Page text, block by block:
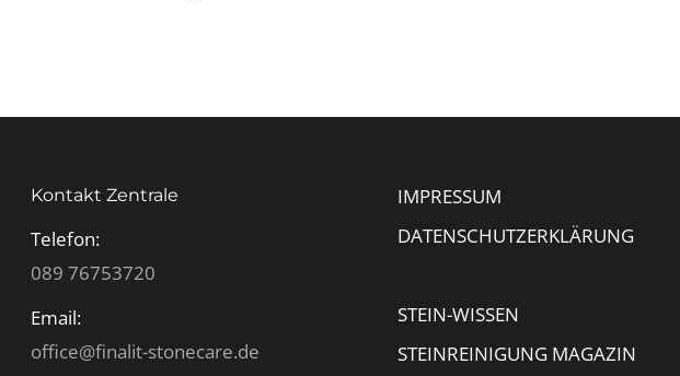
Kontakt Zentrale
Telefon:
089 76753720
Email:
office@finalit-stonecare.de
IMPRESSUM
DATENSCHUTZERKLÄRUNG
STEIN-WISSEN
STEINREINIGUNG MAGAZIN